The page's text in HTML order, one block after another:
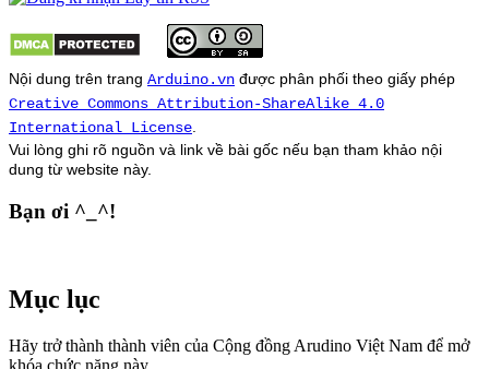
Nội dung trên trang Arduino.vn được phân phối theo giấy phép
Creative Commons Attribution-ShareAlike 4.0
International License
Vui lòng ghi rõ nguồn và link về bài gốc nếu bạn tham khảo nội
dung từ website này.
Bạn ơi ^_^!
Mục lục
Hãy trở thành thành viên của Cộng đồng Arudino Việt Nam để mở